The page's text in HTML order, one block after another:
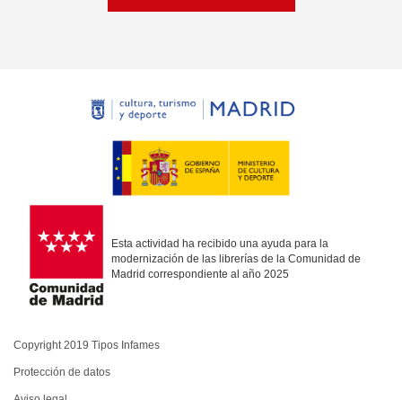
Esta actividad ha recibido una ayuda para la
modernización de las librerías de la Comunidad de
Madrid correspondiente al año 2025
Copyright 2019 Tipos Infames
Protección de datos